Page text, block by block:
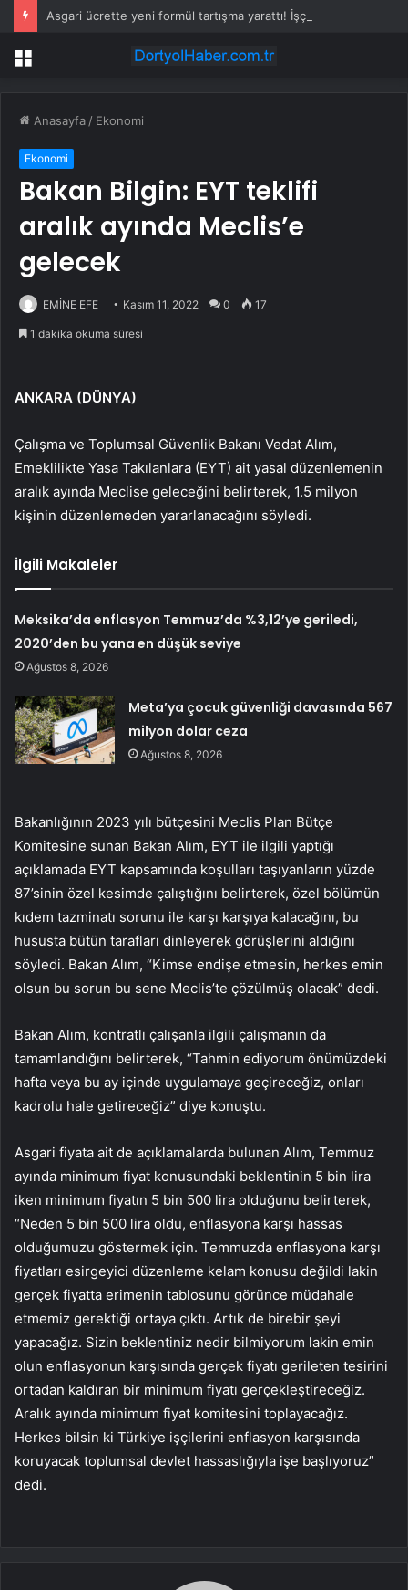
Menü
Anasayfa / Ekonomi
Ekonomi
Bakan Bilgin: EYT teklifi
aralık ayında Meclis’e
gelecek
EMİNE EFE Kasım 11, 2022 0 17
1 dakika okuma süresi
ANKARA (DÜNYA)
Çalışma ve Toplumsal Güvenlik Bakanı Vedat Alım,
Emeklilikte Yasa Takılanlara (EYT) ait yasal düzenlemenin
aralık ayında Meclise geleceğini belirterek, 1.5 milyon
kişinin düzenlemeden yararlanacağını söyledi.
İlgili Makaleler
Meksika’da enflasyon Temmuz’da %3,12’ye geriledi,
2020’den bu yana en düşük seviye
Ağustos 8, 2026
Meta’ya çocuk güvenliği davasında 567
milyon dolar ceza
Ağustos 8, 2026
Bakanlığının 2023 yılı bütçesini Meclis Plan Bütçe
Komitesine sunan Bakan Alım, EYT ile ilgili yaptığı
açıklamada EYT kapsamında koşulları taşıyanların yüzde
87’sinin özel kesimde çalıştığını belirterek, özel bölümün
kıdem tazminatı sorunu ile karşı karşıya kalacağını, bu
hususta bütün tarafları dinleyerek görüşlerini aldığını
söyledi. Bakan Alım, “Kimse endişe etmesin, herkes emin
olsun bu sorun bu sene Meclis’te çözülmüş olacak” dedi.
Bakan Alım, kontratlı çalışanla ilgili çalışmanın da
tamamlandığını belirterek, “Tahmin ediyorum önümüzdeki
hafta veya bu ay içinde uygulamaya geçireceğiz, onları
kadrolu hale getireceğiz” diye konuştu.
Asgari fiyata ait de açıklamalarda bulunan Alım, Temmuz
ayında minimum fiyat konusundaki beklentinin 5 bin lira
iken minimum fiyatın 5 bin 500 lira olduğunu belirterek,
“Neden 5 bin 500 lira oldu, enflasyona karşı hassas
olduğumuzu göstermek için. Temmuzda enflasyona karşı
fiyatları esirgeyici düzenleme kelam konusu değildi lakin
gerçek fiyatta erimenin tablosunu görünce müdahale
etmemiz gerektiği ortaya çıktı. Artık de birebir şeyi
yapacağız. Sizin beklentiniz nedir bilmiyorum lakin emin
olun enflasyonun karşısında gerçek fiyatı gerileten tesirini
ortadan kaldıran bir minimum fiyatı gerçekleştireceğiz.
Aralık ayında minimum fiyat komitesini toplayacağız.
Herkes bilsin ki Türkiye işçilerini enflasyon karşısında
koruyacak toplumsal devlet hassaslığıyla işe başlıyoruz”
dedi.